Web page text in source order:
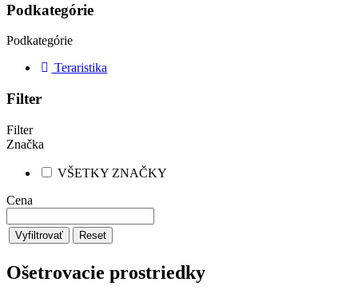
Podkategórie
Podkategórie
Teraristika
Filter
Filter
Značka
VŠETKY ZNAČKY
Cena
Vyfiltrovať Reset
Ošetrovacie prostriedky